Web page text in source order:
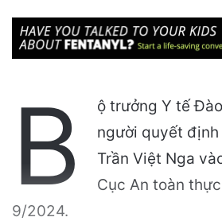
B
ộ trưởng Y tế
người quyết định
Trần Việt Nga
Cục An toàn
9/2024.